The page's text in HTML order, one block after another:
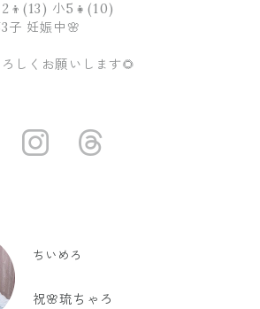
2👦(13) 小5👧(10)
子 妊娠中🌸
ろしくお願いします🌻
https://
ちいめろ
祝🌸琉ちゃろ